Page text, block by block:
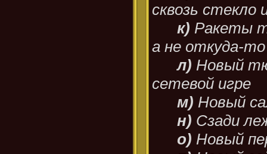
сквозь стекло
к) Ракеты
а не откуда-
л) Новый
сетевой игре
м) Новый
н) Сзади
о) Новый